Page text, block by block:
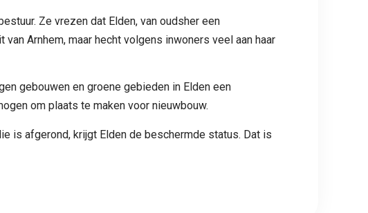
Ze vrezen dat Elden, van oudsher een
Arnhem, maar hecht volgens inwoners veel aan haar
gebouwen en groene gebieden in Elden een
om plaats te maken voor nieuwbouw.
is afgerond, krijgt Elden de beschermde status. Dat is